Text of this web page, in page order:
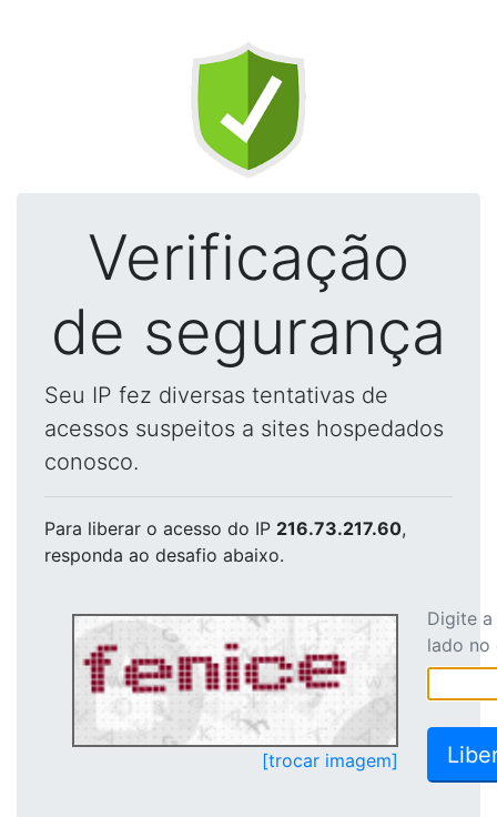
Verificação
de segurança
Seu IP fez diversas tentativas de
acessos suspeitos a sites hospedados
conosco.
Para liberar o acesso do IP 216.73.217.60,
responda ao desafio abaixo.
[trocar imagem]
Digite
lado no